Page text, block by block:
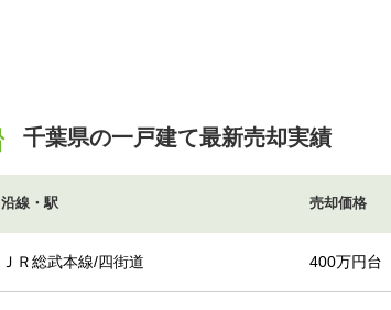
千葉県の一戸建て最新売却実績
沿線・駅 売却価格
ＪＲ総武本線/四街道 400万円台